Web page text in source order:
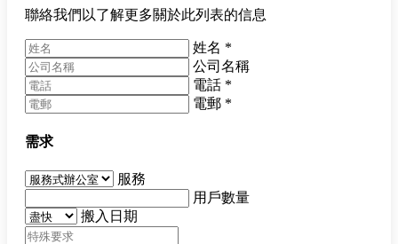
聯絡我們以了解更多關於此列表的信息
姓名 *
公司名稱
電話 *
電郵 *
需求
服務
用戶數量
搬入日期